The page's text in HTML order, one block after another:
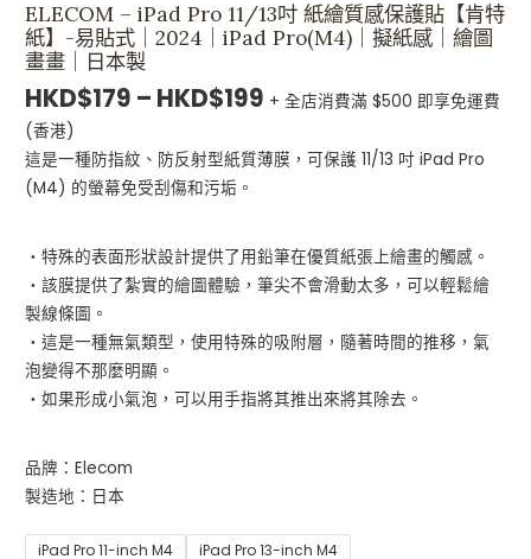
ELECOM – iPad Pro 11/13吋 紙繪質感保護貼【肯特
紙】-易貼式｜2024｜iPad Pro(M4)｜擬紙感｜繪圖
畫畫｜日本製
HKD$179 – HKD$199 + 全店消費滿 $500 即享免運費
(香港)
這是一種防指紋、防反射型紙質薄膜，可保護 11/13 吋 iPad Pro
(M4) 的螢幕免受刮傷和污垢。
・特殊的表面形狀設計提供了用鉛筆在優質紙張上繪畫的觸感。
・該膜提供了紮實的繪圖體驗，筆尖不會滑動太多，可以輕鬆繪
製線條圖。
・這是一種無氣類型，使用特殊的吸附層，隨著時間的推移，氣
泡變得不那麼明顯。
・如果形成小氣泡，可以用手指將其推出來將其除去。
品牌：Elecom
製造地：日本
iPad Pro 11-inch M4 iPad Pro 13-inch M4
日
本
製
數
量